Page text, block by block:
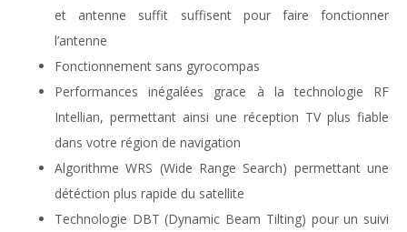
et antenne suffit suffisent pour faire fonctionner
l’antenne
Fonctionnement sans gyrocompas
Performances inégalées grace à la technologie RF
Intellian, permettant ainsi une réception TV plus fiable
dans votre région de navigation
Algorithme WRS (Wide Range Search) permettant une
détéction plus rapide du satellite
Technologie DBT (Dynamic Beam Tilting) pour un suivi